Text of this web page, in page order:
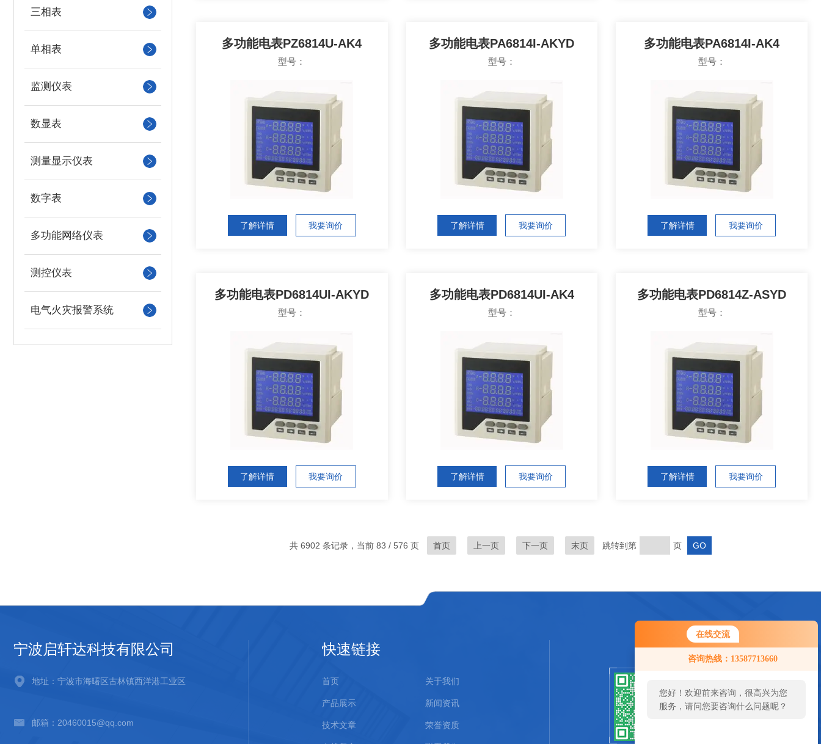
在线交流
咨询热线：13587713660
您好！欢迎前来咨询，很高兴为您
服务，请问您要咨询什么问题呢？
三相表
单相表
监测仪表
数显表
测量显示仪表
数字表
多功能网络仪表
测控仪表
电气火灾报警系统
多功能电表PZ6814U-AK4
型号：
了解详情 我要询价
多功能电表PA6814I-AKYD
型号：
了解详情 我要询价
多功能电表PA6814I-AK4
型号：
了解详情 我要询价
多功能电表PD6814UI-AKYD
型号：
了解详情 我要询价
多功能电表PD6814UI-AK4
型号：
了解详情 我要询价
多功能电表PD6814Z-ASYD
型号：
了解详情 我要询价
共 6902 条记录，当前 83 / 576 页 首页 上一页 下一页 末页 跳转到第 页
宁波启轩达科技有限公司
地址：宁波市海曙区古林镇西洋港工业区
邮箱：20460015@qq.com
快速链接
首页 关于我们
产品展示 新闻资讯
技术文章 荣誉资质
扫一扫关注我们